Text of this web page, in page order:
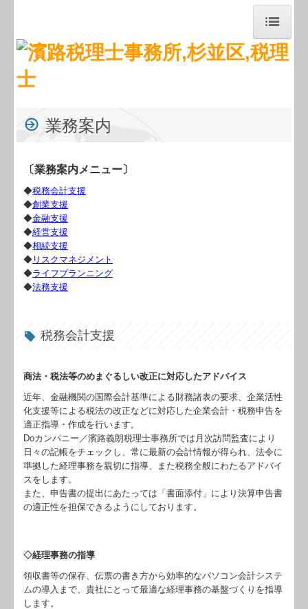
トップページ
職員紹介
交通案内
業務案内
セミナー案内
関連リンク
FX4クラウド
補助金・助成金・融資情報
関与先向け融資商品ご紹介
経営者お役立ち情報
経営者オススメ情報
税務カレンダー
税務Q&A
業務案内
〔業務案内メニュー〕
◆税務会計支援
◆創業支援
◆金融支援
◆経営支援
◆相続支援
◆ リスクマネジメント
◆ライフプランニング
◆法務支援
税務会計支援
商法・税法等のめまぐるしい改正に対応したアドバイス
近年、金融機関の国際会計基準による財務諸表の要求、企業活性
化支援等による税法の改正などに対応した企業会計・税務申告を
適正指導・作成を行います。
Doカンパニー／濱路義朗税理士事務所では月次訪問監査により
日々の記帳をチェックし、常に最新の会計情報が得られ、法令に
準拠した経理事務を親切に指導、また税務全般にわたるアドバイ
スをします。
また、申告書の提出にあたっては「書面添付」により決算申告書
の適正性を担保できるようにしております。
◇経理事務の指導
領収書等の保存、伝票の書き方から効率的なパソコン会計システ
ムの導入まで、貴社にとって最適な経理事務の基盤づくりを指導
します。